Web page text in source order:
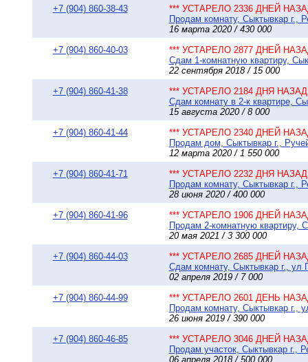
+7 (904) 860-38-43
*** УСТАРЕЛО 2336 ДНЕЙ
Продам комнату, Сыктывкар г.,
16 марта 2020 / 430 000
+7 (904) 860-40-03
*** УСТАРЕЛО 2877 ДНЕЙ
Сдам 1-комнатную квартиру,
22 сентября 2018 / 15 000
+7 (904) 860-41-38
*** УСТАРЕЛО 2184 ДНЯ НАЗАД
Сдам комнату в 2-к квартире,
15 августа 2020 / 8 000
+7 (904) 860-41-44
*** УСТАРЕЛО 2340 ДНЕЙ
Продам дом, Сыктывкар г.,
12 марта 2020 / 1 550 000
+7 (904) 860-41-71
*** УСТАРЕЛО 2232 ДНЯ НАЗАД
Продам комнату, Сыктывкар г.,
28 июня 2020 / 400 000
+7 (904) 860-41-96
*** УСТАРЕЛО 1906 ДНЕЙ
Продам 2-комнатную квартиру,
20 мая 2021 / 3 300 000
+7 (904) 860-44-03
*** УСТАРЕЛО 2685 ДНЕЙ
Сдам комнату, Сыктывкар г., ул
02 апреля 2019 / 7 000
+7 (904) 860-44-99
*** УСТАРЕЛО 2601 ДЕНЬ
Продам комнату, Сыктывкар г.,
26 июня 2019 / 390 000
+7 (904) 860-46-85
*** УСТАРЕЛО 3046 ДНЕЙ
Продам участок, Сыктывкар г.,
06 апреля 2018 / 500 000